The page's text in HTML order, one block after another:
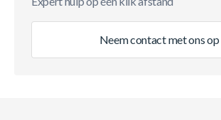
Neem contact met ons op